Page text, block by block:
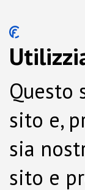
Questo
sito e,
sia
sito e